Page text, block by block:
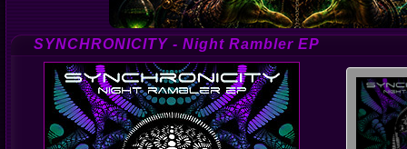
SYNCHRONICITY - Night Rambler EP